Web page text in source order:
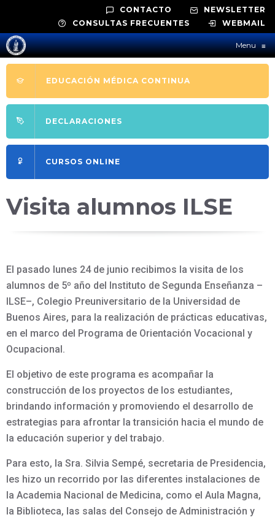
CONTACTO
NEWSLETTER
CONSULTAS FRECUENTES
WEBMAIL
Menu≡
EDUCACIÓN MÉDICA CONTINUA
DECLARACIONES
CURSOS ONLINE
Visita alumnos ILSE
El pasado lunes 24 de junio recibimos la visita de los
alumnos de 5º año del Instituto de Segunda Enseñanza –
ILSE–, Colegio Preuniversitario de la Universidad de
Buenos Aires, para la realización de prácticas educativas,
en el marco del Programa de Orientación Vocacional y
Ocupacional.
El objetivo de este programa es acompañar la
construcción de los proyectos de los estudiantes,
brindando información y promoviendo el desarrollo de
estrategias para afrontar la transición hacia el mundo de
la educación superior y del trabajo.
Para esto, la Sra. Silvia Sempé, secretaria de Presidencia,
les hizo un recorrido por las diferentes instalaciones de
la Academia Nacional de Medicina, como el Aula Magna,
la Biblioteca, las salas del Consejo de Administración y